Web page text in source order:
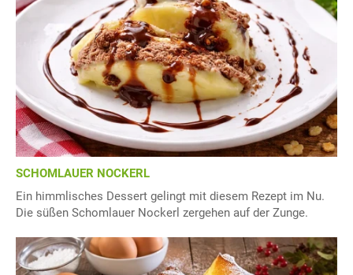
SCHOMLAUER NOCKERL
Ein himmlisches Dessert gelingt mit diesem Rezept im Nu.
Die süßen Schomlauer Nockerl zergehen auf der Zunge.